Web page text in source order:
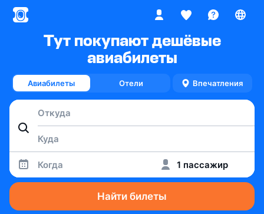
Тут покупают дешёвые
авиабилеты
Авиабилеты Отели Впечатления
Когда 1 пассажир
Найти билеты